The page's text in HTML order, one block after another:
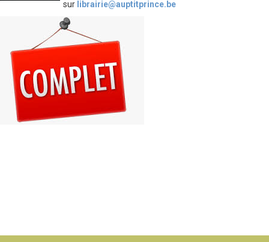
sur librairie@auptitprince.be